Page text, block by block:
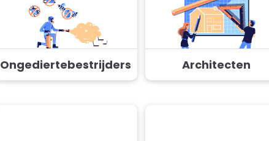
Ongediertebestrijders Architecten